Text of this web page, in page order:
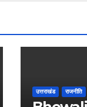
उत्तराखंड राजनीति